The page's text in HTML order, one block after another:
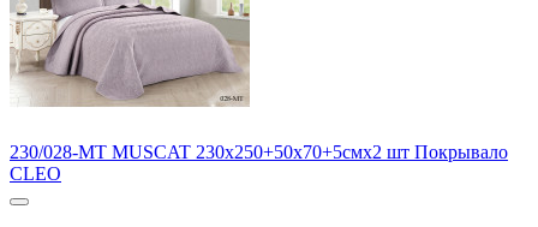
230/028-MT MUSCAT 230х250+50х70+5смх2 шт Покрывало
CLEO